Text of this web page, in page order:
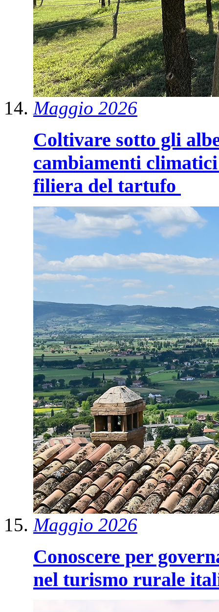
Maggio 2026
Coltivare sotto gli
cambiamenti
filiera del tartufo
Maggio 2026
Conoscere per
nel turismo rurale